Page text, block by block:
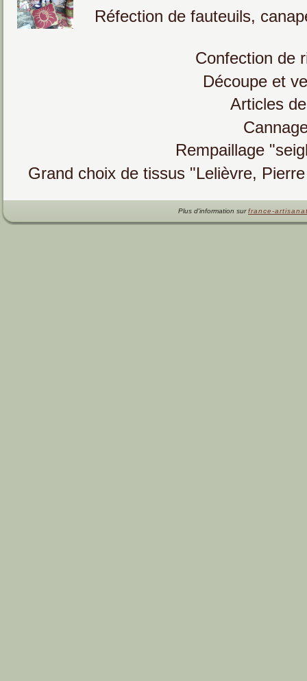
Réfection de fauteuils,
Confection de
Découpe et
Articles
Rempaillage
Grand choix de tissus "Lelièvre,
Plus d'information surfrance-